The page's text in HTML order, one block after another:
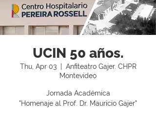
UCIN 50 años.
Thu, Apr 03
  |
Anfiteatro Gajer. CHPR
Montevideo
Jornada Académica
"Homenaje al Prof. Dr. Mauricio Gajer"